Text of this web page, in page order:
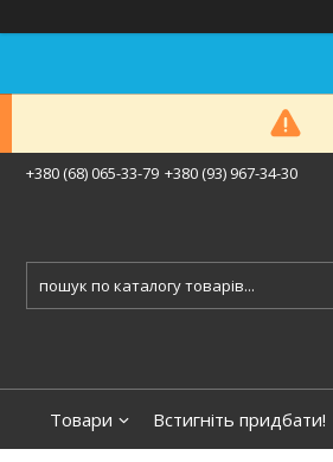
+380 (68) 065-33-79 +380 (93) 967-34-30
Товари Встигніть придбати!